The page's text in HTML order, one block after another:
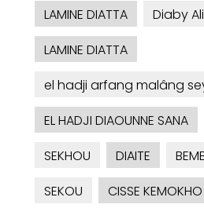
LAMINE DIATTA
Diaby
LAMINE DIATTA
el hadji arfang malâng
EL HADJI DIAOUNNE SANA
SEKHOU
DIAITE
SEKOU
CISSE KEMOKHO